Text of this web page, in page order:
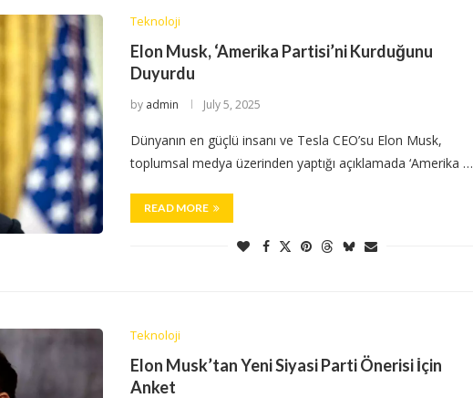
Teknoloji
Elon Musk, ‘Amerika Partisi’ni Kurduğunu
Duyurdu
by admin July 5, 2025
Dünyanın en güçlü insanı ve Tesla CEO’su Elon Musk,
toplumsal medya üzerinden yaptığı açıklamada ‘Amerika …
READ MORE
Teknoloji
Elon Musk’tan Yeni Siyasi Parti Önerisi İçin
Anket